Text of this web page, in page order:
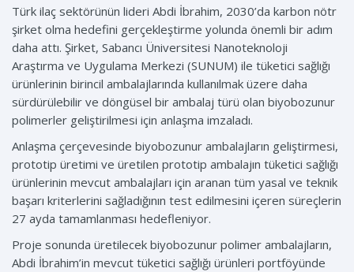
Türk ilaç sektörünün lideri Abdi İbrahim, 2030’da karbon nötr
şirket olma hedefini gerçekleştirme yolunda önemli bir adım
daha attı. Şirket, Sabancı Üniversitesi Nanoteknoloji
Araştırma ve Uygulama Merkezi (SUNUM) ile tüketici sağlığı
ürünlerinin birincil ambalajlarında kullanılmak üzere daha
sürdürülebilir ve döngüsel bir ambalaj türü olan biyobozunur
polimerler geliştirilmesi için anlaşma imzaladı.
Anlaşma çerçevesinde biyobozunur ambalajların geliştirmesi,
prototip üretimi ve üretilen prototip ambalajın tüketici sağlığı
ürünlerinin mevcut ambalajları için aranan tüm yasal ve teknik
başarı kriterlerini sağladığının test edilmesini içeren süreçlerin
27 ayda tamamlanması hedefleniyor.
Proje sonunda üretilecek biyobozunur polimer ambalajların,
Abdi İbrahim’in mevcut tüketici sağlığı ürünleri portföyünde